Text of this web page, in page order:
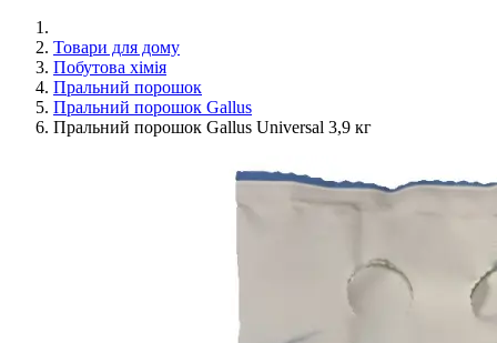
Товари для дому
Побутова хімія
Пральний порошок
Пральний порошок Gallus
Пральний порошок Gallus Universal 3,9 кг